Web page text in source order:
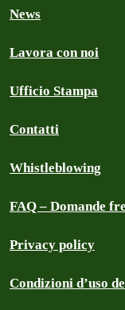
News
Lavora con noi
Ufficio Stampa
Contatti
Whistleblowing
FAQ – Domande
Privacy policy
Condizioni d’uso